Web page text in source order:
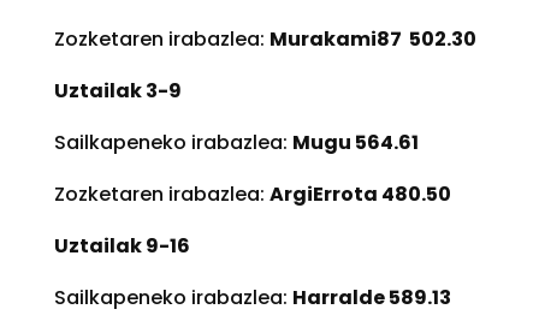
Zozketaren irabazlea: Murakami87 502.30
Uztailak 3-9
Sailkapeneko irabazlea: Mugu 564.61
Zozketaren irabazlea: ArgiErrota 480.50
Uztailak 9-16
Sailkapeneko irabazlea: Harralde 589.13